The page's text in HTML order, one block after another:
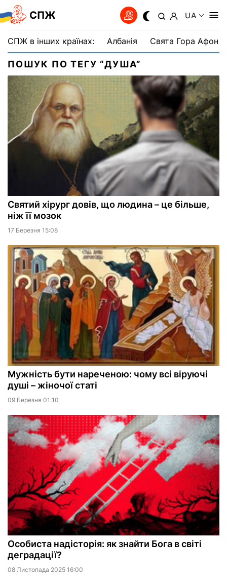
СПЖ UA
СПЖ в інших країнах: Албанія Свята Гора Афон
ПОШУК ПО ТЕГУ “ДУША”
Святий хірург довів, що людина – це більше,
ніж її мозок
17 Березня 15:08
Мужність бути нареченою: чому всі віруючі
душі – жіночої статі
09 Березня 01:10
Особиста надісторія: як знайти Бога в світі
деградації?
08 Листопада 2025 16:00